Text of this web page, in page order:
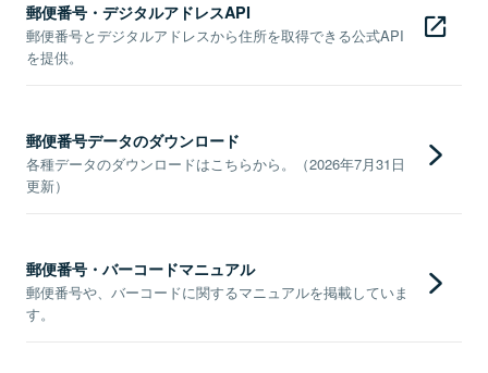
郵便番号・デジタルアドレスAPI
郵便番号とデジタルアドレスから住所を取得できる公式API
を提供。
郵便番号データのダウンロード
各種データのダウンロードはこちらから。（2026年7月31日
更新）
郵便番号・バーコードマニュアル
郵便番号や、バーコードに関するマニュアルを掲載していま
す。